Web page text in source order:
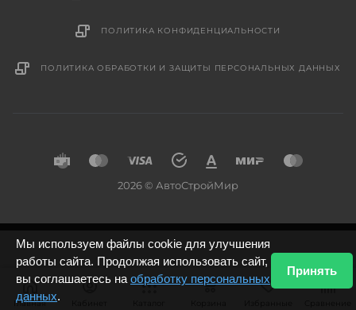
ПОЛИТИКА КОНФИДЕНЦИАЛЬНОСТИ
ПОЛИТИКА ОБРАБОТКИ И ЗАЩИТЫ ПЕРСОНАЛЬНЫХ ДАННЫХ
2026 © АвтоСтройМир
Главная
Мы используем файлы cookie для улучшения
работы сайта. Продолжая использовать сайт,
вы соглашаетесь на обработку персональных
данных.
Принять